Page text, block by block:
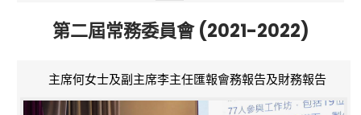
第二屆常務委員會 (2021-2022)
主席何女士及副主席李主任匯報會務報告及財務報告